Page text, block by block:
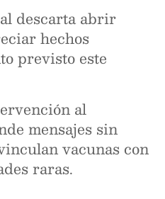
descarta abrir
hechos
previsto este
al
mensajes sin
vacunas con
raras.